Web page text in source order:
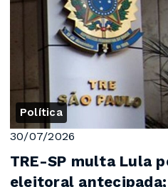
Política
30/07/2026
TRE-SP multa Lula
eleitoral